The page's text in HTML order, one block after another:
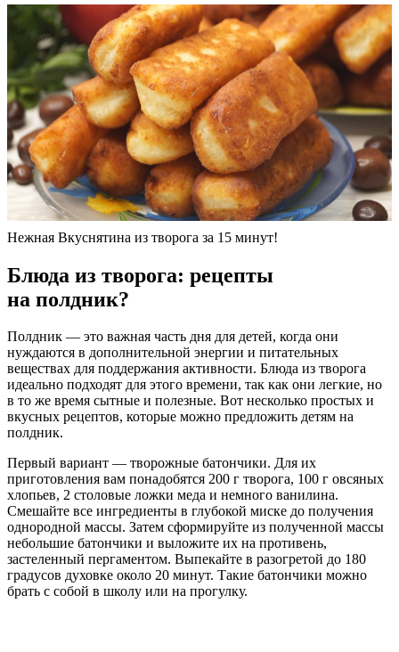
Нежная Вкуснятина из творога за 15 минут!
Блюда из творога: рецепты
на полдник?
Полдник — это важная часть дня для детей, когда они
нуждаются в дополнительной энергии и питательных
веществах для поддержания активности. Блюда из творога
идеально подходят для этого времени, так как они легкие, но
в то же время сытные и полезные. Вот несколько простых и
вкусных рецептов, которые можно предложить детям на
полдник.
Первый вариант — творожные батончики. Для их
приготовления вам понадобятся 200 г творога, 100 г овсяных
хлопьев, 2 столовые ложки меда и немного ванилина.
Смешайте все ингредиенты в глубокой миске до получения
однородной массы. Затем сформируйте из полученной массы
небольшие батончики и выложите их на противень,
застеленный пергаментом. Выпекайте в разогретой до 180
градусов духовке около 20 минут. Такие батончики можно
брать с собой в школу или на прогулку.